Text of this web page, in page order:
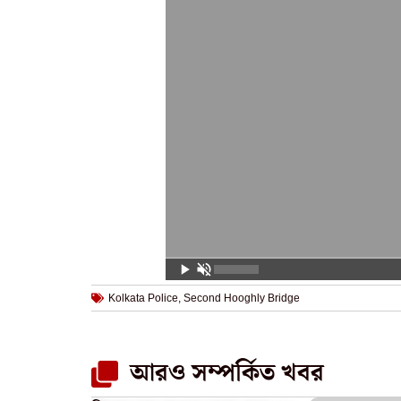
Kolkata Police, Second Hooghly Bridge
আরও সম্পর্কিত খবর